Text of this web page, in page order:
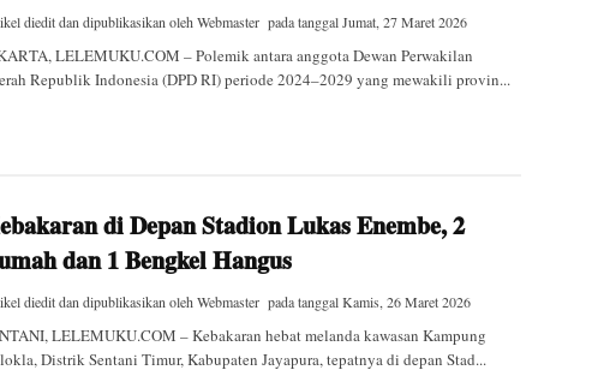
diedit dan dipublikasikan olehWebmaster pada tanggalJumat, 27 Maret 2026
LELEMUKU.COM – Polemik antara anggota Dewan Perwakilan
Republik Indonesia (DPD RI) periode 2024–2029 yang mewakili provin...
di Depan Stadion Lukas Enembe, 2
dan 1 Bengkel Hangus
diedit dan dipublikasikan olehWebmaster pada tanggalKamis, 26 Maret 2026
LELEMUKU.COM – Kebakaran hebat melanda kawasan Kampung
Distrik Sentani Timur, Kabupaten Jayapura, tepatnya di depan Stad...